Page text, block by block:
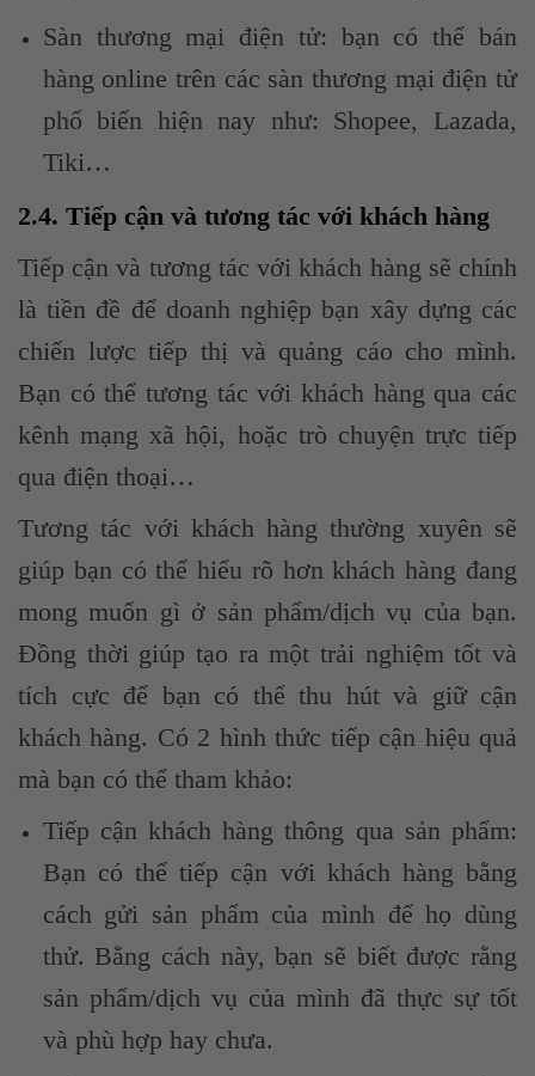
Sàn thương mại điện tử: bạn có thể bán
hàng online trên các sàn thương mại điện tử
phổ biến hiện nay như: Shopee, Lazada,
Tiki…
2.4. Tiếp cận và tương tác với khách hàng
Tiếp cận và tương tác với khách hàng sẽ chính
là tiền đề để doanh nghiệp bạn xây dựng các
chiến lược tiếp thị và quảng cáo cho mình.
Bạn có thể tương tác với khách hàng qua các
kênh mạng xã hội, hoặc trò chuyện trực tiếp
qua điện thoại…
Tương tác với khách hàng thường xuyên sẽ
giúp bạn có thể hiểu rõ hơn khách hàng đang
mong muốn gì ở sản phẩm/dịch vụ của bạn.
Đồng thời giúp tạo ra một trải nghiệm tốt và
tích cực để bạn có thể thu hút và giữ cận
khách hàng. Có 2 hình thức tiếp cận hiệu quả
mà bạn có thể tham khảo:
Tiếp cận khách hàng thông qua sản phẩm:
Bạn có thể tiếp cận với khách hàng bằng
cách gửi sản phẩm của mình để họ dùng
thử. Bằng cách này, bạn sẽ biết được rằng
sản phẩm/dịch vụ của mình đã thực sự tốt
và phù hợp hay chưa.